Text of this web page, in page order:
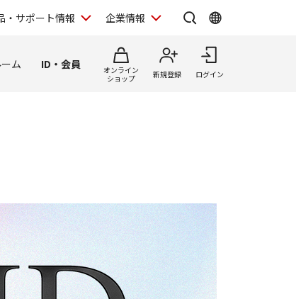
・サポート情報 企業情報
ム ID・会員
オンライン
ショップ
新規登録 ログイン